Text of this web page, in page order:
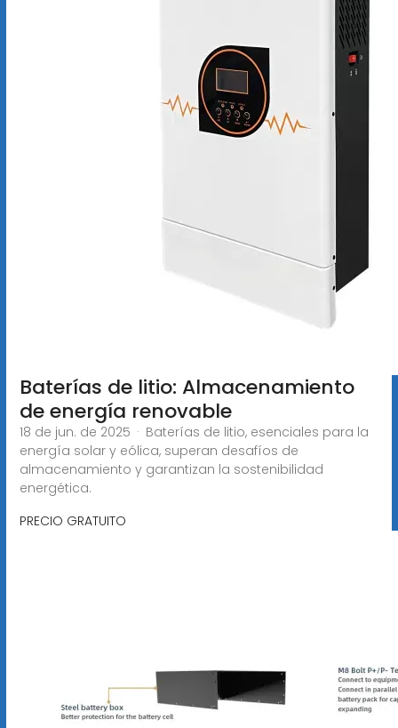
Baterías de litio: Almacenamiento
de energía renovable
18 de jun. de 2025 · Baterías de litio, esenciales para la
energía solar y eólica, superan desafíos de
almacenamiento y garantizan la sostenibilidad
energética.
PRECIO GRATUITO